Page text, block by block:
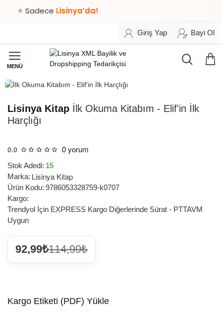
⭐ SadeceLisinya’da!
Giriş Yap Bayi Ol
Lisinya Kitap İlk Okuma Kitabım - Elif'in İlk
Harçlığı
0.0 0 yorum
Stok Adedi: 15
Marka: Lisinya Kitap
Ürün Kodu: 9786053328759-k0707
Kargo:
Trendyol İçin EXPRESS Kargo Diğerlerinde Sürat - PTTAVM
Uygun
92,99₺114,99₺
Kargo Etiketi (PDF) Yükle